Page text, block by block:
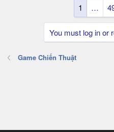
1 …
You must log in or
Game Chiến Thuật